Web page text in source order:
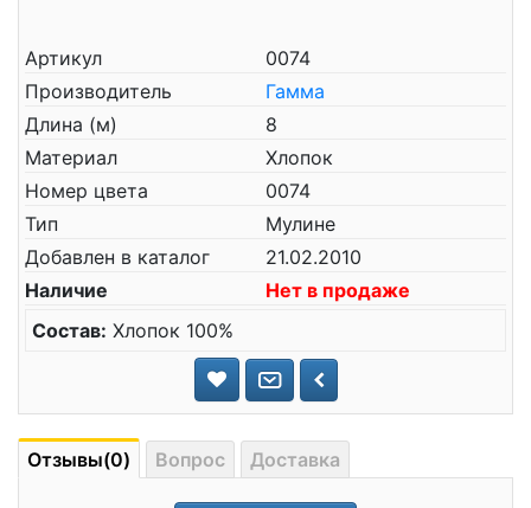
Артикул
0074
Производитель
Гамма
Длина (м)
8
Материал
Хлопок
Номер цвета
0074
Тип
Мулине
Добавлен в каталог
21.02.2010
Наличие
Нет в продаже
Состав: Хлопок 100%
Отзывы(0) Вопрос Доставка